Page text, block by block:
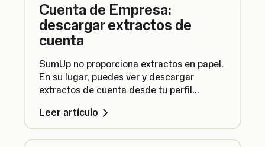
Cuenta de Empresa:
descargar extractos de
cuenta
SumUp no proporciona extractos en papel.
En su lugar, puedes ver y descargar
extractos de cuenta desde tu perfil
respetuoso con los árboles.
Leer artículo